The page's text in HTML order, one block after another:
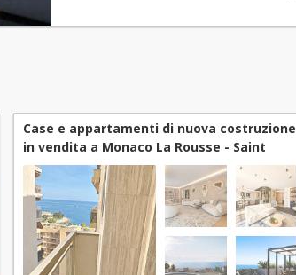
Case e appartamenti di nuova costruzione
in vendita a Monaco La Rousse - Saint
Roman